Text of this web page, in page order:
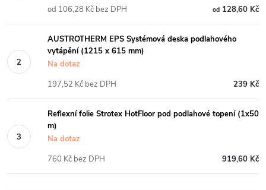
od128,60 Kč
od 106,28 Kč bez DPH
AUSTROTHERM EPS Systémová deska podlahového
vytápění (1215 x 615 mm)
Na dotaz
239 Kč
197,52 Kč bez DPH
Reflexní folie Strotex HotFloor pod podlahové topení (1x50
m)
Na dotaz
919,60 Kč
760 Kč bez DPH